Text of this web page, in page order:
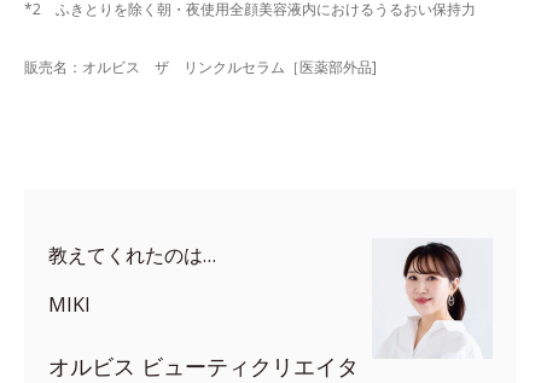
*2 ふきとりを除く朝・夜使用全顔美容液内におけるうるおい保持力
販売名：オルビス ザ リンクルセラム［医薬部外品]
教えてくれたのは…
MIKI
オルビス ビューティクリエイタ